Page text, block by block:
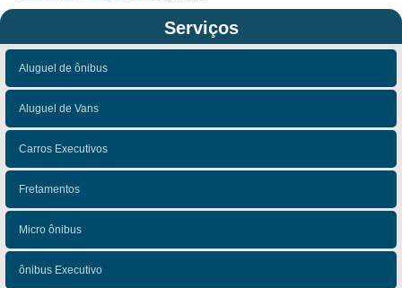
Serviços
Aluguel de ônibus
Aluguel de Vans
Carros Executivos
Fretamentos
Micro ônibus
ônibus Executivo